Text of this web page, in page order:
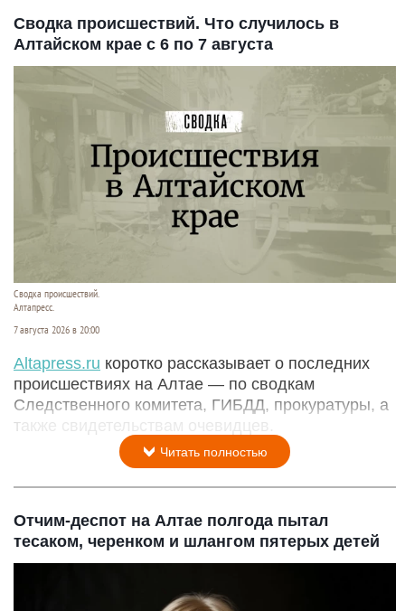
Сводка происшествий. Что случилось в
Алтайском крае с 6 по 7 августа
Сводка происшествий.
Алтапресс.
7 августа 2026 в 20:00
Аltapress.ru коротко рассказывает о последних
происшествиях на Алтае — по сводкам
Следственного комитета, ГИБДД, прокуратуры, а
также свидетельствам очевидцев.
Читать полностью
Отчим-деспот на Алтае полгода пытал
тесаком, черенком и шлангом пятерых детей